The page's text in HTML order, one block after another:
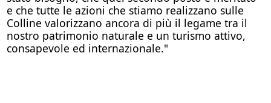
e che tutte le azioni che stiamo realizzano sulle
Colline valorizzano ancora di più il legame tra il
nostro patrimonio naturale e un turismo attivo,
consapevole ed internazionale."